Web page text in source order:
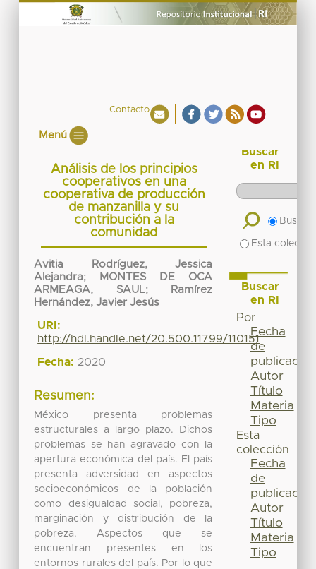
Contacto
Menú
Análisis de los principios
cooperativos en una
cooperativa de producción
de manzanilla y su
contribución a la
comunidad
Avitia Rodríguez, Jessica
Alejandra;
MONTES DE OCA
ARMEAGA, SAUL;
Ramírez
Hernández, Javier Jesús
URI:
http://hdl.handle.net/20.500.11799/110151
Fecha: 2020
Resumen:
México presenta problemas
estructurales a largo plazo. Dichos
problemas se han agravado con la
apertura económica del país. El país
presenta adversidad en aspectos
socioeconómicos de la población
como desigualdad social, pobreza,
marginación y distribución de la
pobreza. Aspectos que se
encuentran presentes en los
entornos rurales del país. Por lo que
Buscar
en RI
Buscar
Esta
Buscar
en RI
Por
Fecha
de
publicación
Autor
Título
Materia
Tipo
Esta
colección
Fecha
de
publicación
Autor
Título
Materia
Tipo